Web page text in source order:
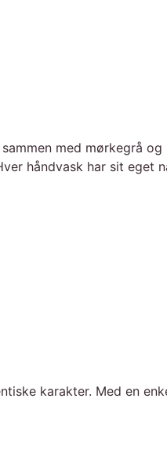
med mørkegrå
håndvask har sit eget
karakter. Med en